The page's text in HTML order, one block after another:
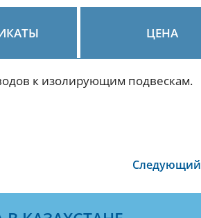
ЦЕНА
к изолирующим подвескам.
Следующий